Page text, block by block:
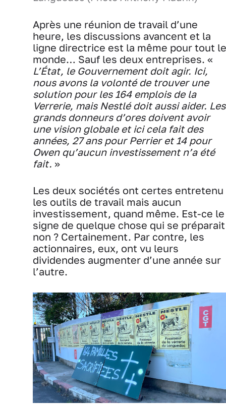
Après une réunion de travail d’une
heure, les discussions avancent et la
ligne directrice est la même pour tout le
monde… Sauf les deux entreprises. «
L’État, le Gouvernement doit agir. Ici,
nous avons la volonté de trouver une
solution pour les 164 emplois de la
Verrerie, mais Nestlé doit aussi aider. Les
grands donneurs d’ores doivent avoir
une vision globale et ici cela fait des
années, 27 ans pour Perrier et 14 pour
Owen qu’aucun investissement n’a été
fait. »
Les deux sociétés ont certes entretenu
les outils de travail mais aucun
investissement, quand même. Est-ce le
signe de quelque chose qui se préparait
non ? Certainement. Par contre, les
actionnaires, eux, ont vu leurs
dividendes augmenter d’une année sur
l’autre.